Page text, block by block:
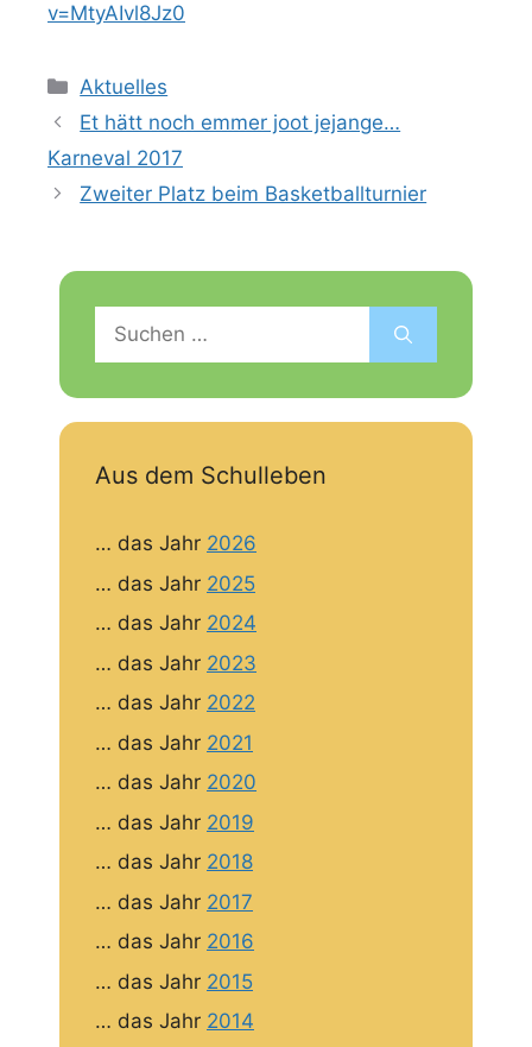
v=MtyAIvl8Jz0
Kategorien
Aktuelles
Et hätt noch emmer joot jejange…
Karneval 2017
Zweiter Platz beim Basketballturnier
Suchen
nach:
Aus dem Schulleben
… das Jahr 2026
… das Jahr 2025
… das Jahr 2024
… das Jahr 2023
… das Jahr 2022
… das Jahr 2021
… das Jahr 2020
… das Jahr 2019
… das Jahr 2018
… das Jahr 2017
… das Jahr 2016
… das Jahr 2015
… das Jahr 2014